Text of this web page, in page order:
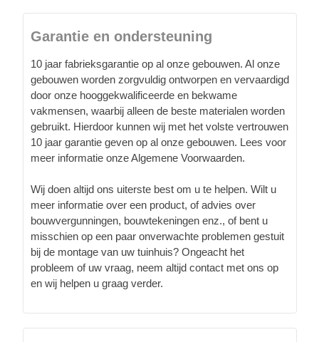
Garantie en ondersteuning
10 jaar fabrieksgarantie op al onze gebouwen. Al onze
gebouwen worden zorgvuldig ontworpen en vervaardigd
door onze hooggekwalificeerde en bekwame
vakmensen, waarbij alleen de beste materialen worden
gebruikt. Hierdoor kunnen wij met het volste vertrouwen
10 jaar garantie geven op al onze gebouwen. Lees voor
meer informatie onze Algemene Voorwaarden.
Wij doen altijd ons uiterste best om u te helpen. Wilt u
meer informatie over een product, of advies over
bouwvergunningen, bouwtekeningen enz., of bent u
misschien op een paar onverwachte problemen gestuit
bij de montage van uw tuinhuis? Ongeacht het
probleem of uw vraag, neem altijd contact met ons op
en wij helpen u graag verder.